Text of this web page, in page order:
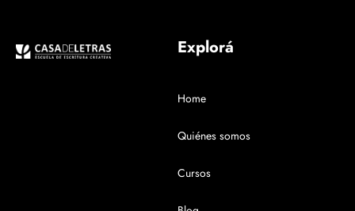
Explorá
Home
Quiénes somos
Cursos